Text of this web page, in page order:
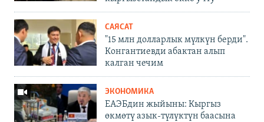
САЯСАТ
"15 млн долларлык мүлкүн берди".
Конгантиевди абактан алып
калган чечим
ЭКОНОМИКА
ЕАЭБдин жыйыны: Кыргыз
өкмөтү азык-түлүктүн баасына